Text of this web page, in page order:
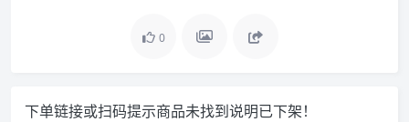
0
下单链接或扫码提示商品未找到说明已下架！